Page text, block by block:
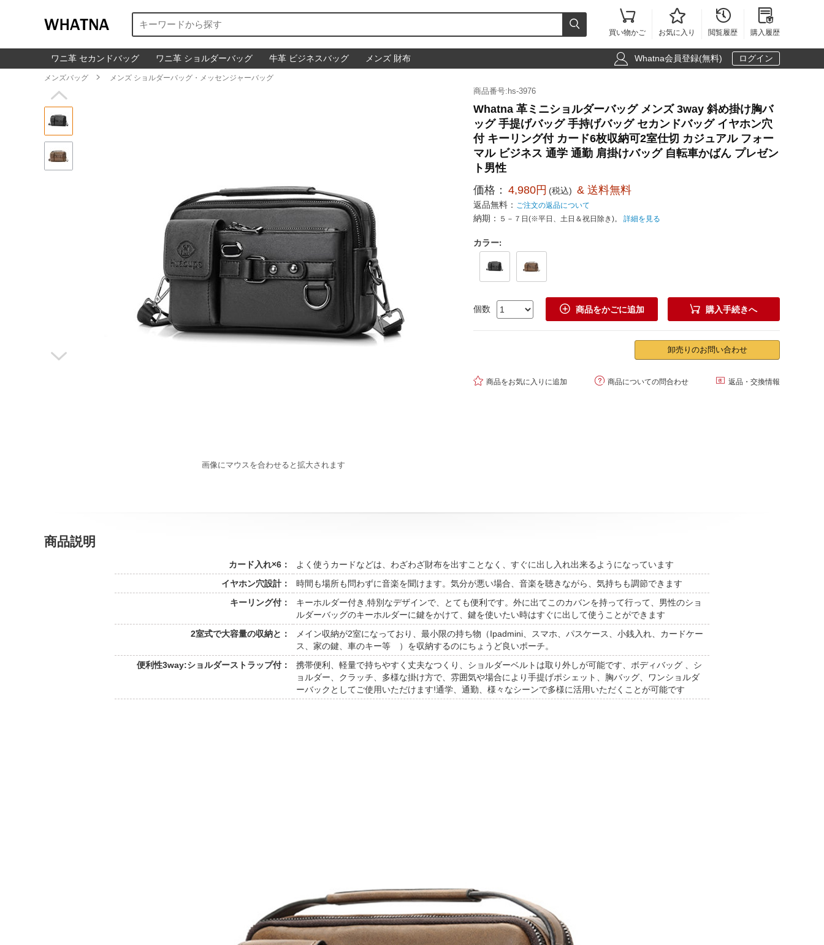


買い物かご

お気に入り

閲覧履歴

購入履歴
ワニ革 セカンドバッグ ワニ革 ショルダーバッグ 牛革 ビジネスバッグ メンズ 財布  Whatna会員登録(無料) ログイン
メンズバッグ  メンズ ショルダーバッグ・メッセンジャーバッグ


画像にマウスを合わせると拡大されます
商品番号:hs-3976
Whatna 革ミニショルダーバッグ メンズ 3way 斜め掛け胸バ
ッグ 手提げバッグ 手持げバッグ セカンドバッグ イヤホン穴
付 キーリング付 カード6枚収納可2室仕切 カジュアル フォー
マル ビジネス 通学 通勤 肩掛けバッグ 自転車かばん プレゼン
ト男性
価格： 4,980円 (税込) & 送料無料
返品無料： ご注文の返品について
納期： ５－７日(※平日、土日＆祝日除き)。 詳細を見る
カラー:
個数  商品をかごに追加  購入手続きへ
卸売りのお問い合わせ
 商品をお気に入りに追加  商品についての問合わせ  返品・交換情報
商品説明
カード入れ×6：
よく使うカードなどは、わざわざ財布を出すことなく、すぐに出し入れ出来るようになっています
イヤホン穴設計：
時間も場所も問わずに音楽を聞けます。気分が悪い場合、音楽を聴きながら、気持ちも調節できます
キーリング付：
キーホルダー付き,特別なデザインで、とても便利です。外に出てこのカバンを持って行って、男性のショ
ルダーバッグのキーホルダーに鍵をかけて、鍵を使いたい時はすぐに出して使うことができます
2室式で大容量の収納と：
メイン収納が2室になっており、最小限の持ち物（Ipadmini、スマホ、パスケース、小銭入れ、カードケー
ス、家の鍵、車のキー等 ）を収納するのにちょうど良いポーチ。
便利性3way:ショルダーストラップ付：
携帯便利、軽量で持ちやすく丈夫なつくり、ショルダーベルトは取り外しが可能です、ボディバッグ 、シ
ョルダー、クラッチ、多様な掛け方で、雰囲気や場合により手提げポシェット、胸バッグ、ワンショルダ
ーバックとしてご使用いただけます!通学、通勤、様々なシーンで多様に活用いただくことが可能です